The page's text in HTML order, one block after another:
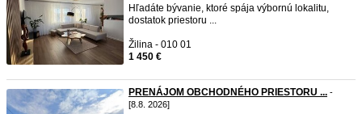
Hľadáte bývanie, ktoré spája výbornú lokalitu,
dostatok priestoru ...
Žilina - 010 01
1 450 €
PRENÁJOM OBCHODNÉHO PRIESTORU ... -
[8.8. 2026]